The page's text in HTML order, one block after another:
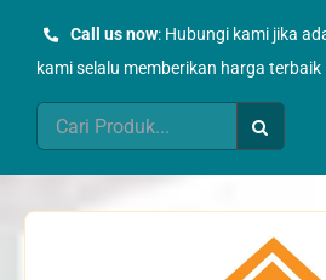
Call us now: Hubungi kami jika
kami selalu memberikan harga terbaik
Search
for: